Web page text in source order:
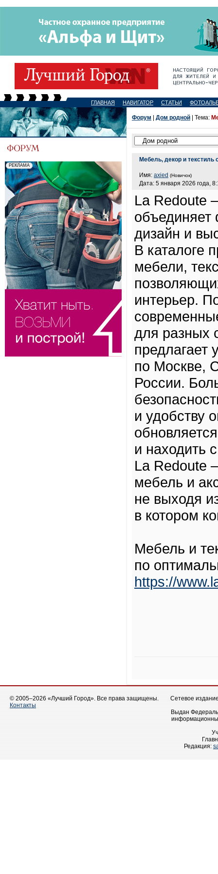
ГЛАВНАЯ НАВИГАТОР СТАТЬИ
Форум Дом родной | Тема:
Мебель, декор и текстиль
Имя: axied (Новичок)
Дата: 5 января 2026 года,
La Redoute
объединяет
дизайн и
В каталоге
мебели,
интерьер.
для разных
предлагает
по Москве,
России.
и удобству
и находить
La Redoute
мебель и
не выходя
в котором
Мебель и
по
https://
© 2005–2026 «Лучший Город». Все права защищены.
Контакты
Сетевое
Выдан
Редакция: